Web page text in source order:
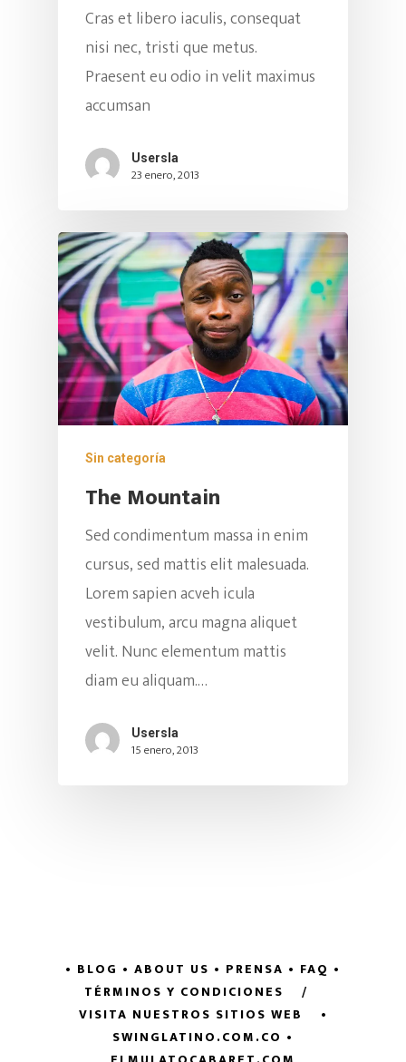
Cras et libero iaculis, consequat
nisi nec, tristi que metus.
Praesent eu odio in velit maximus
accumsan
Usersla
23 enero, 2013
Sin categoría
The Mountain
Sed condimentum massa in enim
cursus, sed mattis elit malesuada.
Lorem sapien acveh icula
vestibulum, arcu magna aliquet
velit. Nunc elementum mattis
diam eu aliquam.…
Usersla
15 enero, 2013
• BLOG • ABOUT US • PRENSA • FAQ •
TÉRMINOS Y CONDICIONES
/
VISITA NUESTROS SITIOS WEB
•
SWINGLATINO.COM.CO •